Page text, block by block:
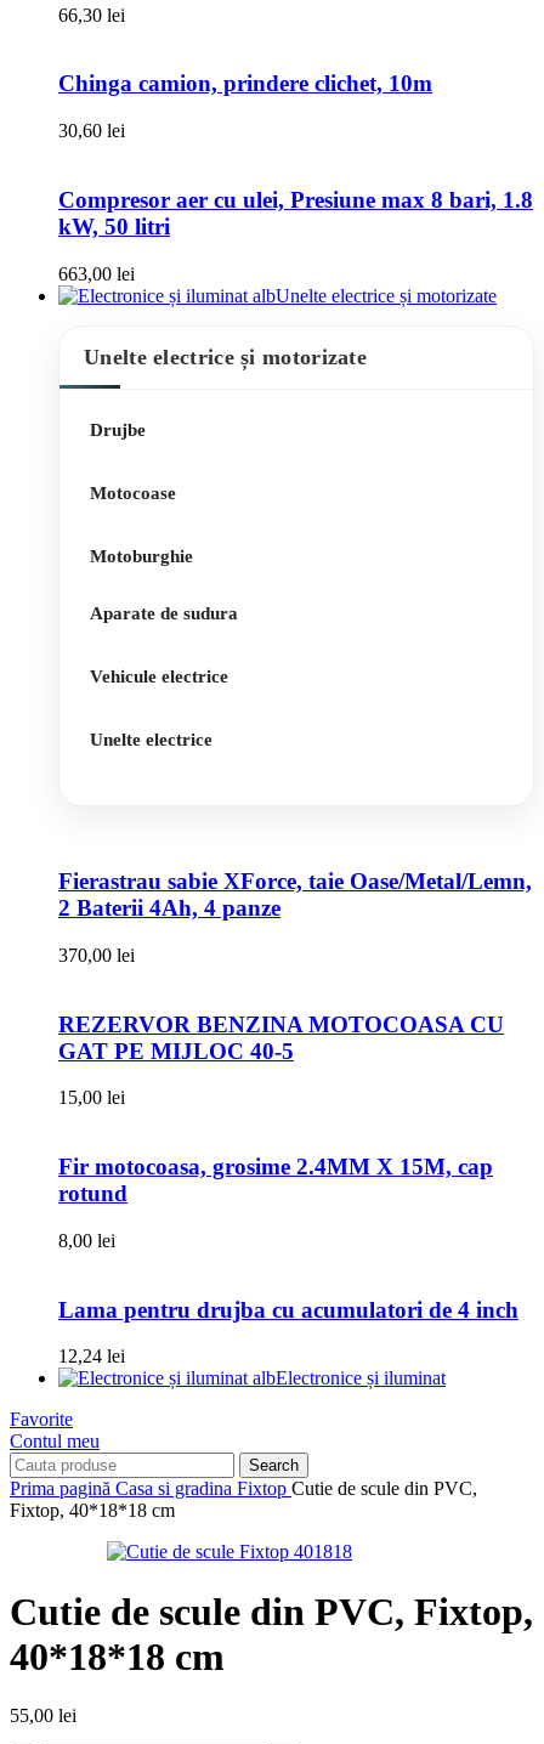
66,30 lei
Chinga camion, prindere clichet, 10m
30,60 lei
Compresor aer cu ulei, Presiune max 8 bari, 1.8
kW, 50 litri
663,00 lei
Unelte electrice și motorizate
Unelte electrice și motorizate
Drujbe
Motocoase
Motoburghie
Aparate de sudura
Vehicule electrice
Unelte electrice
Fierastrau sabie XForce, taie Oase/Metal/Lemn,
2 Baterii 4Ah, 4 panze
370,00 lei
REZERVOR BENZINA MOTOCOASA CU
GAT PE MIJLOC 40-5
15,00 lei
Fir motocoasa, grosime 2.4MM X 15M, cap
rotund
8,00 lei
Lama pentru drujba cu acumulatori de 4 inch
12,24 lei
Electronice și iluminat
Favorite
Contul meu
Search
Prima pagină Casa si gradina Fixtop Cutie de scule din PVC,
Fixtop, 40*18*18 cm
Cutie de scule din PVC, Fixtop,
40*18*18 cm
55,00 lei